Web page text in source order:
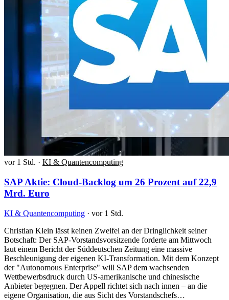
vor 1 Std. · KI & Quantencomputing
SAP Aktie: Cloud-Backlog um 26 Prozent auf 22,9
Mrd. Euro
KI & Quantencomputing · vor 1 Std.
Christian Klein lässt keinen Zweifel an der Dringlichkeit seiner
Botschaft: Der SAP-Vorstandsvorsitzende forderte am Mittwoch
laut einem Bericht der Süddeutschen Zeitung eine massive
Beschleunigung der eigenen KI-Transformation. Mit dem Konzept
der "Autonomous Enterprise" will SAP dem wachsenden
Wettbewerbsdruck durch US-amerikanische und chinesische
Anbieter begegnen. Der Appell richtet sich nach innen – an die
eigene Organisation, die aus Sicht des Vorstandschefs…